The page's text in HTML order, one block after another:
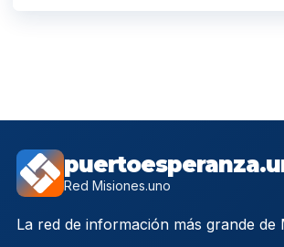
Red Misiones.uno
La red de información más grande de